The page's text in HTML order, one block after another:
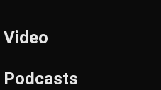
Video
Podcasts